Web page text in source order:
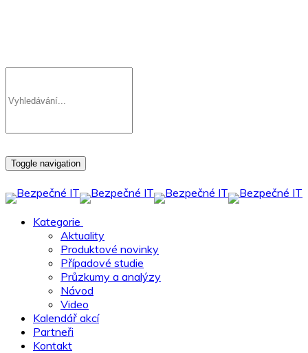
Toggle navigation
Kategorie
Aktuality
Produktové novinky
Případové studie
Průzkumy a analýzy
Návod
Video
Kalendář akcí
Partneři
Kontakt